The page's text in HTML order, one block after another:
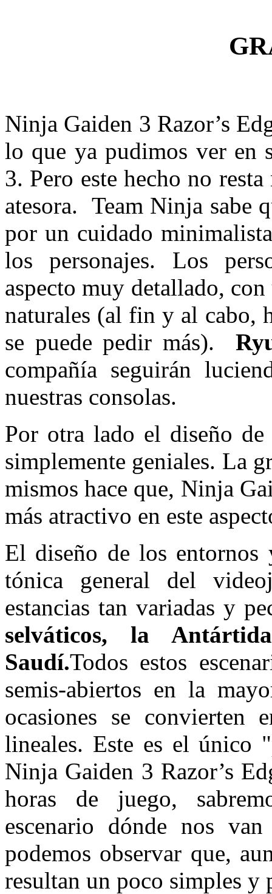
Ninja Gaiden 3 Razor’s
lo que ya pudimos ver en
3. Pero este hecho no
atesora. Team Ninja sabe
por un cuidado
los personajes. Los
aspecto muy detallado,
naturales (al fin y al cabo,
se puede pedir más).
compañía seguirán
nuestras consolas.
Por otra lado el diseño
simplemente geniales. La
mismos hace que, Ninja
más atractivo en este
El diseño de los entornos
tónica general del
estancias tan variadas y
selváticos, la
Saudí.Todos estos
semis-abiertos en la
ocasiones se convierten
lineales. Este es el único
Ninja Gaiden 3 Razor’s
horas de juego,
escenario dónde nos
podemos observar que,
resultan un poco simples y